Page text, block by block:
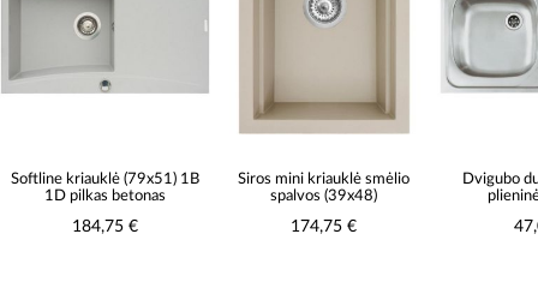
kriauklė (79x51) 1B
1D pilkas betonas
184,75 €
Siros mini kriauklė smėlio
spalvos (39x48)
174,75 €
Dvigubo
plieninė
47,00